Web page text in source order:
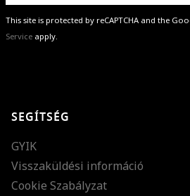
This site is protected by reCAPTCHA and the
Service apply.
különleges ajánlatainkat és
SEGÍTSÉG
GYIK
Visszaküldési információ
Cookie Szabályzat